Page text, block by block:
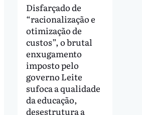
Disfarçado de
“racionalização e
otimização de
custos”, o brutal
enxugamento
imposto pelo
governo Leite
sufoca a qualidade
da educação,
desestrutura a